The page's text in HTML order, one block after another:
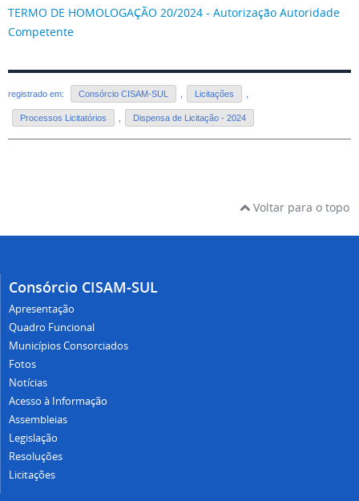
TERMO DE HOMOLOGAÇÃO 20/2024 - Autorização Autoridade
Competente
registrado em: Consórcio CISAM-SUL Licitações
Processos Licitatórios Dispensa de Licitação - 2024
Voltar para o topo
Consórcio CISAM-SUL
Apresentação
Quadro Funcional
Municípios Consorciados
Fotos
Notícias
Acesso à Informação
Assembleias
Legislação
Resoluções
Licitações